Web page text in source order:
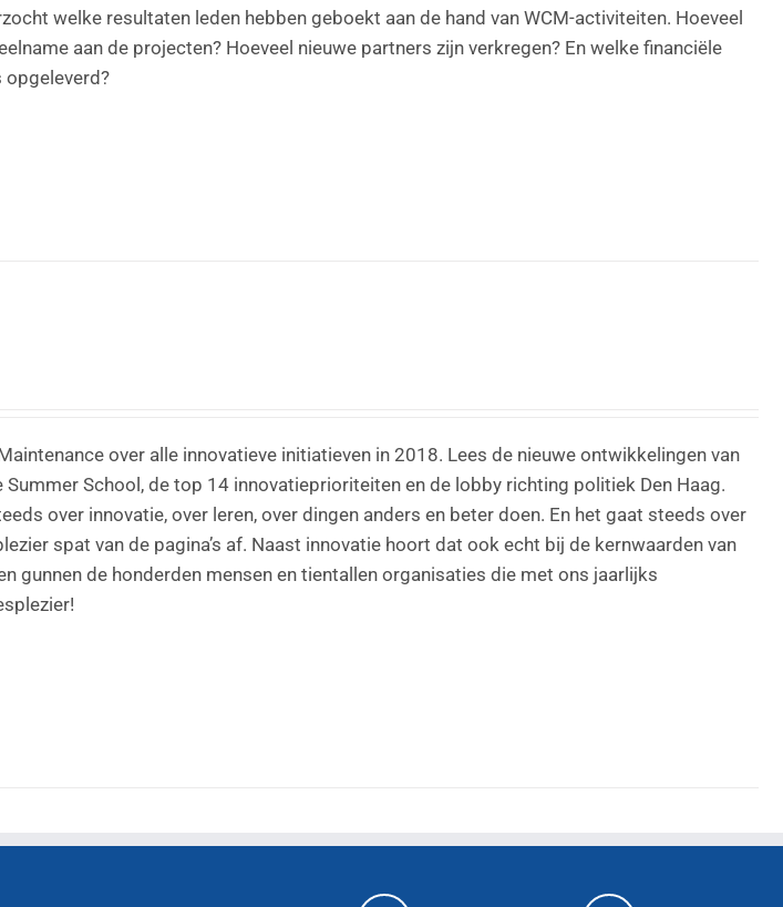
welke resultaten leden hebben geboekt aan de hand van WCM-activiteiten. Hoeveel
aan de projecten? Hoeveel nieuwe partners zijn verkregen? En welke financiële
over alle innovatieve initiatieven in 2018. Lees de nieuwe ontwikkelingen van
Summer School, de top 14 innovatieprioriteiten en de lobby richting politiek Den Haag.
over innovatie, over leren, over dingen anders en beter doen. En het gaat steeds over
spat van de pagina’s af. Naast innovatie hoort dat ook echt bij de kernwaarden van
gunnen de honderden mensen en tientallen organisaties die met ons jaarlijks